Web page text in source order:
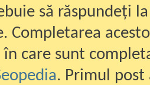
să răspundeți
Completarea
în care sunt
. Primul